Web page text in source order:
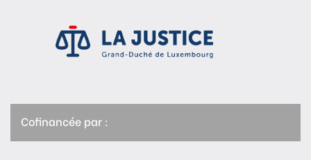
Cofinancée par :